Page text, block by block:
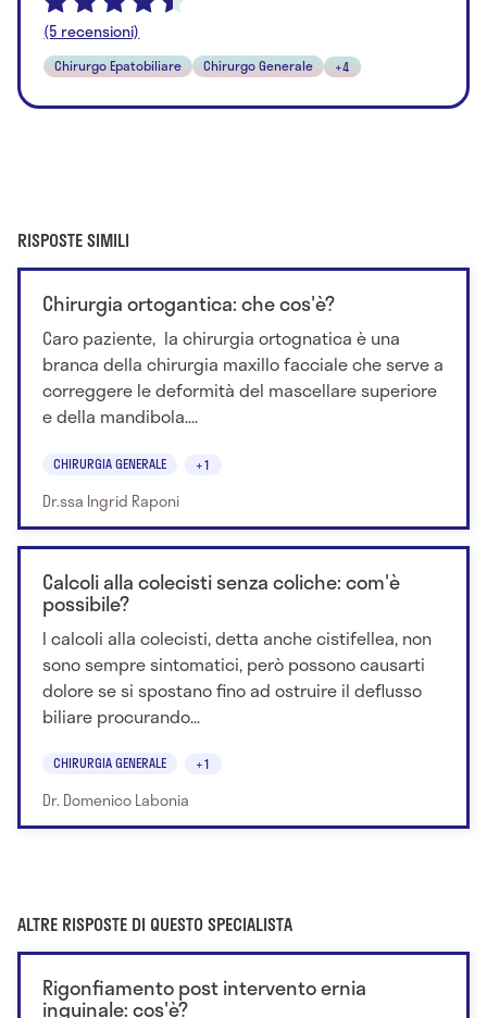
(5 recensioni)
Chirurgo Epatobiliare Chirurgo Generale +4
RISPOSTE SIMILI
Chirurgia ortogantica: che cos'è?
Caro paziente, la chirurgia ortognatica è una
branca della chirurgia maxillo facciale che serve a
correggere le deformità del mascellare superiore
e della mandibola....
CHIRURGIA GENERALE +1
Dr.ssa Ingrid Raponi
Calcoli alla colecisti senza coliche: com'è
possibile?
I calcoli alla colecisti, detta anche cistifellea, non
sono sempre sintomatici, però possono causarti
dolore se si spostano fino ad ostruire il deflusso
biliare procurando...
CHIRURGIA GENERALE +1
Dr. Domenico Labonia
ALTRE RISPOSTE DI QUESTO SPECIALISTA
Rigonfiamento post intervento ernia
inguinale: cos'è?